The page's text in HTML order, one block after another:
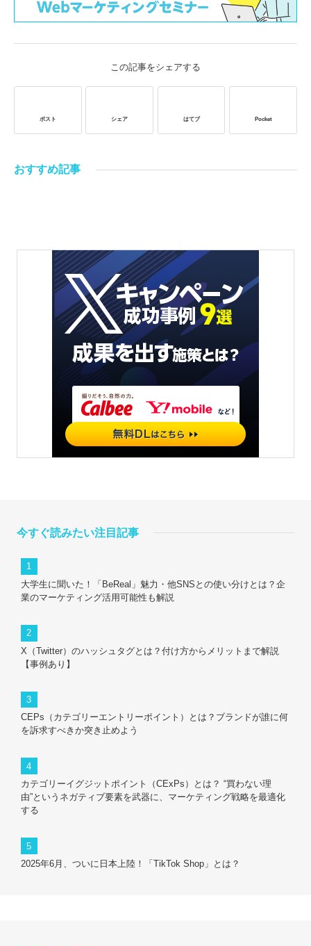
この記事をシェアする
ポスト シェア はてブ Pocket
おすすめ記事
今すぐ読みたい注目記事
大学生に聞いた！「BeReal」魅力・他SNSとの使い分けとは？企
業のマーケティング活用可能性も解説
X（Twitter）のハッシュタグとは？付け方からメリットまで解説
【事例あり】
CEPs（カテゴリーエントリーポイント）とは？ブランドが誰に何
を訴求すべきか突き止めよう
カテゴリーイグジットポイント（CExPs）とは？ “買わない理
由”というネガティブ要素を武器に、マーケティング戦略を最適化
する
2025年6月、ついに日本上陸！「TikTok Shop」とは？